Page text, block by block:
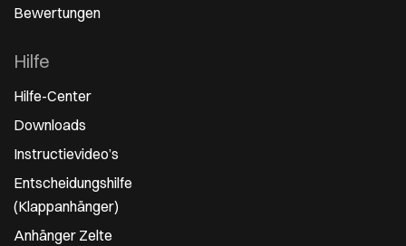
Bewertungen
Hilfe
Hilfe-Center
Downloads
Instructievideo’s
Entscheidungshilfe
(Klappanhänger)
Anhänger Zelte